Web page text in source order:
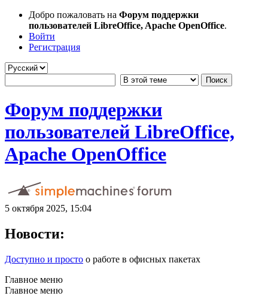
Добро пожаловать на Форум поддержки
пользователей LibreOffice, Apache OpenOffice.
Войти
Регистрация
Форум поддержки
пользователей LibreOffice,
Apache OpenOffice
5 октября 2025, 15:04
Новости:
Доступно и просто о работе в офисных пакетах
Главное меню
Главное меню